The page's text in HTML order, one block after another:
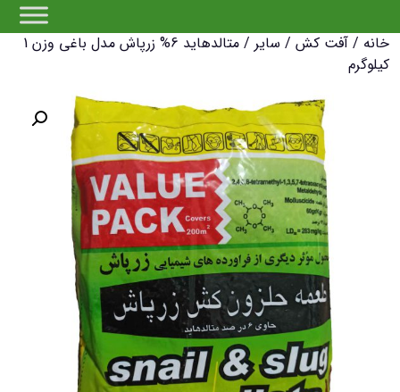
خانه / آفت کش / سایر
/ متالدهاید 6% زرپاش مدل باغی وزن 1
کیلوگرم